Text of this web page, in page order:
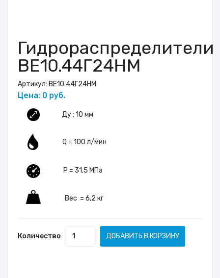
Гидрораспределители
ВЕ10.44Г24НМ
Артикул: ВЕ10.44Г24НМ
Цена: 0 руб.
Ду : 10 мм
Q = 100 л/мин
P = 31,5 МПа
Вес = 6,2 кг
Количество ДОБАВИТЬ В КОРЗИНУ